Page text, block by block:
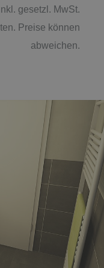
gesetzl. MwSt.
Preise können
abweichen.